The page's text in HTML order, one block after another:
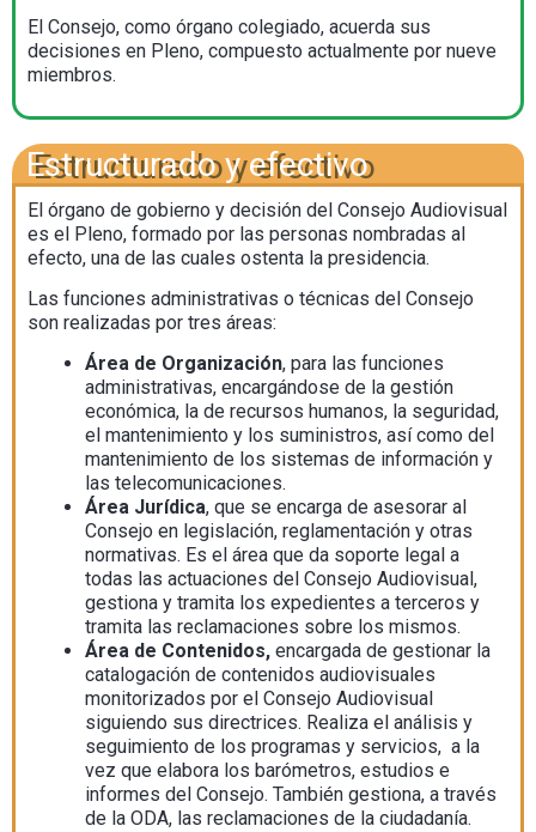
El Consejo, como órgano colegiado, acuerda sus
decisiones en Pleno, compuesto actualmente por nueve
miembros.
Estructurado y efectivo
El órgano de gobierno y decisión del Consejo Audiovisual
es el Pleno, formado por las personas nombradas al
efecto, una de las cuales ostenta la presidencia.
Las funciones administrativas o técnicas del Consejo
son realizadas por tres áreas:
Área de Organización, para las funciones
administrativas, encargándose de la gestión
económica, la de recursos humanos, la seguridad,
el mantenimiento y los suministros, así como del
mantenimiento de los sistemas de información y
las telecomunicaciones.
Área Jurídica, que se encarga de asesorar al
Consejo en legislación, reglamentación y otras
normativas. Es el área que da soporte legal a
todas las actuaciones del Consejo Audiovisual,
gestiona y tramita los expedientes a terceros y
tramita las reclamaciones sobre los mismos.
Área de Contenidos, encargada de gestionar la
catalogación de contenidos audiovisuales
monitorizados por el Consejo Audiovisual
siguiendo sus directrices. Realiza el análisis y
seguimiento de los programas y servicios, a la
vez que elabora los barómetros, estudios e
informes del Consejo. También gestiona, a través
de la ODA, las reclamaciones de la ciudadanía.